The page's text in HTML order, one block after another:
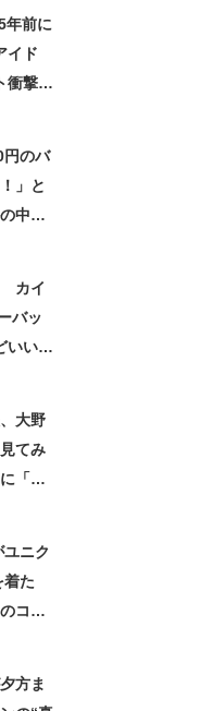
年前に
イド
衝撃
円のバ
」と
中身
カイ
バッ
いい大
大野
てみ
「最
ニク
着た
コー
方ま